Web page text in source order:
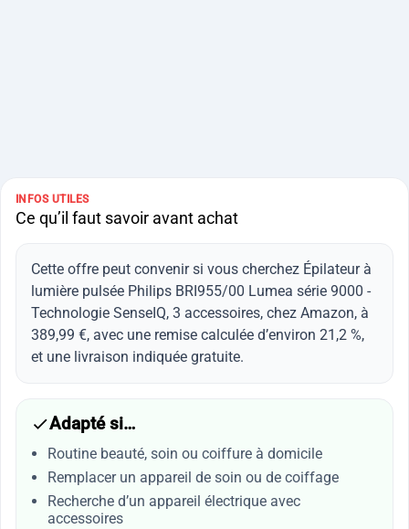
INFOS UTILES
Ce qu’il faut savoir avant achat
Cette offre peut convenir si vous cherchez Épilateur à
lumière pulsée Philips BRI955/00 Lumea série 9000 -
Technologie SenseIQ, 3 accessoires, chez Amazon, à
389,99 €, avec une remise calculée d’environ 21,2 %,
et une livraison indiquée gratuite.
Adapté si…
Routine beauté, soin ou coiffure à domicile
Remplacer un appareil de soin ou de coiffage
Recherche d’un appareil électrique avec
accessoires